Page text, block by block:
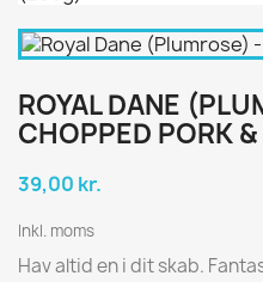
ROYAL DANE
CHOPPED PORK
39,00 kr.
Inkl. moms
Hav altid en i dit skab.